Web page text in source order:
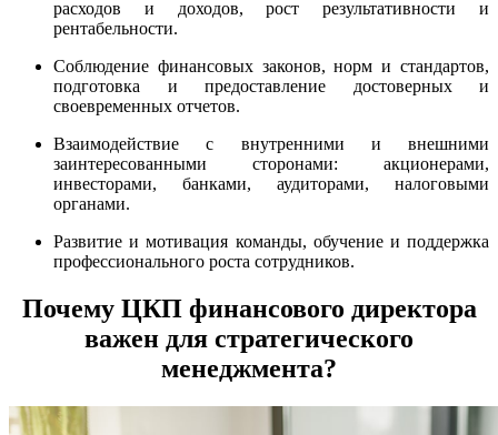
расходов и доходов, рост результативности и
рентабельности.
Соблюдение финансовых законов, норм и стандартов,
подготовка и предоставление достоверных и
своевременных отчетов.
Взаимодействие с внутренними и внешними
заинтересованными сторонами: акционерами,
инвесторами, банками, аудиторами, налоговыми
органами.
Развитие и мотивация команды, обучение и поддержка
профессионального роста сотрудников.
Почему ЦКП финансового директора
важен для стратегического
менеджмента?